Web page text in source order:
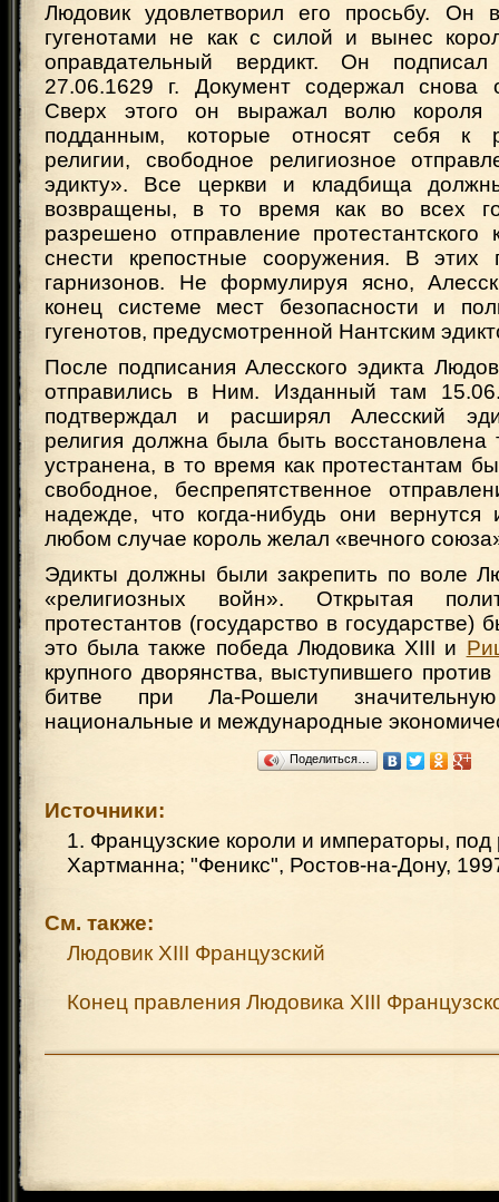
Людовик удовлетворил его просьбу. Он
гугенотами не как с силой и вынес
оправдательный вердикт. Он
27.06.1629 г. Документ содержал снова
Сверх этого он выражал волю короля
подданным, которые относят себя к
религии, свободное религиозное
эдикту». Все церкви и кладбища
возвращены, в то время как во всех
разрешено отправление протестантского
снести крепостные сооружения. В этих
гарнизонов. Не формулируя ясно,
конец системе мест безопасности и
гугенотов, предусмотренной Нантским
После подписания Алесского эдикта
отправились в Ним. Изданный там
подтверждал и расширял Алесский
религия должна была быть
устранена, в то время как протестантам
свободное, беспрепятственное
надежде, что когда-нибудь они
любом случае король желал «вечного
Эдикты должны были закрепить по воле
«религиозных войн». Открытая
протестантов (государство в
это была также победа Людовика XIII и
крупного дворянства, выступившего
битве при Ла-Рошели
национальные и международные
Поделиться…
Источники:
1. Французские короли и императоры,
Хартманна; "Феникс", Ростов-на-Дону,
См. также:
Людовик XIII Французский
Конец правления Людовика XIII